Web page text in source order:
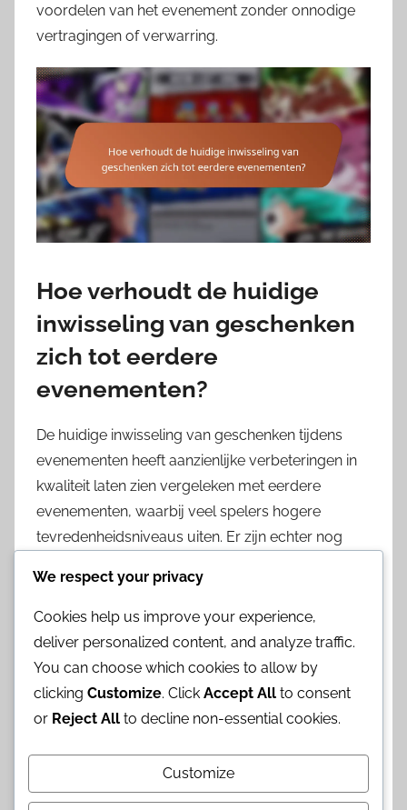
voordelen van het evenement zonder onnodige
vertragingen of verwarring.
Hoe verhoudt de huidige
inwisseling van geschenken
zich tot eerdere
evenementen?
De huidige inwisseling van geschenken tijdens
evenementen heeft aanzienlijke verbeteringen in
kwaliteit laten zien vergeleken met eerdere
evenementen, waarbij veel spelers hogere
tevredenheidsniveaus uiten. Er zijn echter nog
spelersfeedback en suggesties.
Vergelijking van geschenkkwaliteit
tussen evenementen
In recente evenementen is de kwaliteit van
geschenken over het algemeen toegenomen,
waarbij spelers meer waardevolle en wenselijke
items ontvangen. Terwijl eerdere evenementen
vaak gewone in-game valuta of basisitems
We respect your privacy
Cookies help us improve your experience,
deliver personalized content, and analyze traffic.
You can choose which cookies to allow by
clicking Customize. Click Accept All to consent
or Reject All to decline non-essential cookies.
Customize